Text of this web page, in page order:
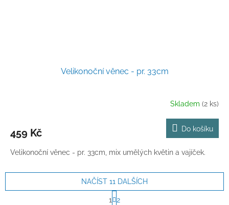
Velikonoční věnec - pr. 33cm
Skladem (2 ks)
459 Kč Do košíku
Velikonoční věnec - pr. 33cm, mix umělých květin a vajíček.
NAČÍST 11 DALŠÍCH
S
1
2